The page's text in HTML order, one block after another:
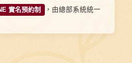
實名預約制
，由總部系統統一